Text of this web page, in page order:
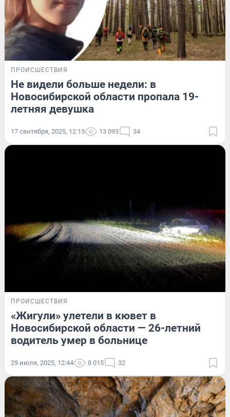
ПРОИСШЕСТВИЯ
Не видели больше недели: в
Новосибирской области пропала 19-
летняя девушка
17 сентября, 2025, 12:15 13 093 34
ПРОИСШЕСТВИЯ
«Жигули» улетели в кювет в
Новосибирской области — 26-летний
водитель умер в больнице
29 июля, 2025, 12:44 8 015 32